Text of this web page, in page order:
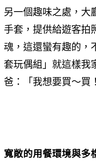
另一個趣味之處，大
手套，提供給遊客拍
魂，這還蠻有趣的，
套玩偶組」就這樣我
爸：「我想要買～買
寬敞的用餐環境與多